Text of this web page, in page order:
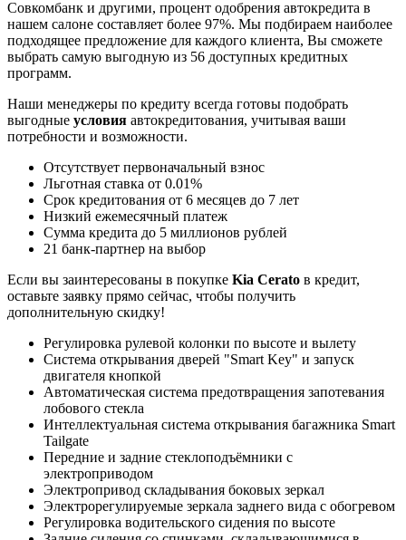
Совкомбанк и другими, процент одобрения автокредита в
нашем салоне составляет более 97%. Мы подбираем наиболее
подходящее предложение для каждого клиента, Вы сможете
выбрать самую выгодную из 56 доступных кредитных
программ.
Наши менеджеры по кредиту всегда готовы подобрать
выгодные условия автокредитования, учитывая ваши
потребности и возможности.
Отсутствует первоначальный взнос
Льготная ставка от 0.01%
Срок кредитования от 6 месяцев до 7 лет
Низкий ежемесячный платеж
Сумма кредита до 5 миллионов рублей
21 банк-партнер на выбор
Если вы заинтересованы в покупке Kia Cerato в кредит,
оставьте заявку прямо сейчас, чтобы получить
дополнительную скидку!
Регулировка рулевой колонки по высоте и вылету
Система открывания дверей "Smart Key" и запуск
двигателя кнопкой
Автоматическая система предотвращения запотевания
лобового стекла
Интеллектуальная система открывания багажника Smart
Tailgate
Передние и задние стеклоподъёмники с
электроприводом
Электропривод складывания боковых зеркал
Электрорегулируемые зеркала заднего вида с обогревом
Регулировка водительского сидения по высоте